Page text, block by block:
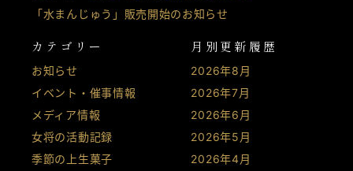
「水まんじゅう」販売開始のお知らせ
カテゴリー
お知らせ
イベント・催事情報
メディア情報
女将の活動記録
季節の上生菓子
月別更新履歴
2026年8月
2026年7月
2026年6月
2026年5月
2026年4月